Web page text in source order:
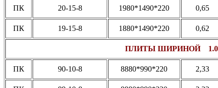
ПК 20-15-8 1980*1490*220 0,65
ПК 19-15-8 1880*1490*220 0,62
ПЛИТЫ ШИРИНОЙ
ПК 90-10-8 8880*990*220 2,33